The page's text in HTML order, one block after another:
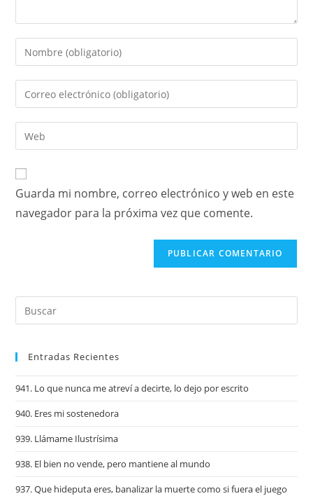
Guarda mi nombre, correo electrónico y web en este
navegador para la próxima vez que comente.
Entradas Recientes
941. Lo que nunca me atreví a decirte, lo dejo por escrito
940. Eres mi sostenedora
939. Llámame Ilustrísima
938. El bien no vende, pero mantiene al mundo
937. Que hideputa eres, banalizar la muerte como si fuera el juego